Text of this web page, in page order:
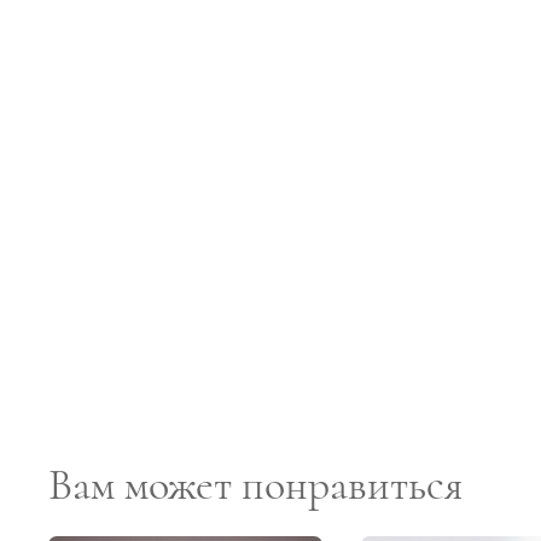
Вам может понравиться